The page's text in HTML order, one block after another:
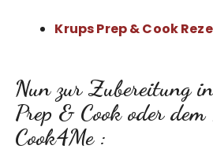
Krups Prep & Cook
Nun zur Zubereitung
Prep & Cook oder
Cook4Me :